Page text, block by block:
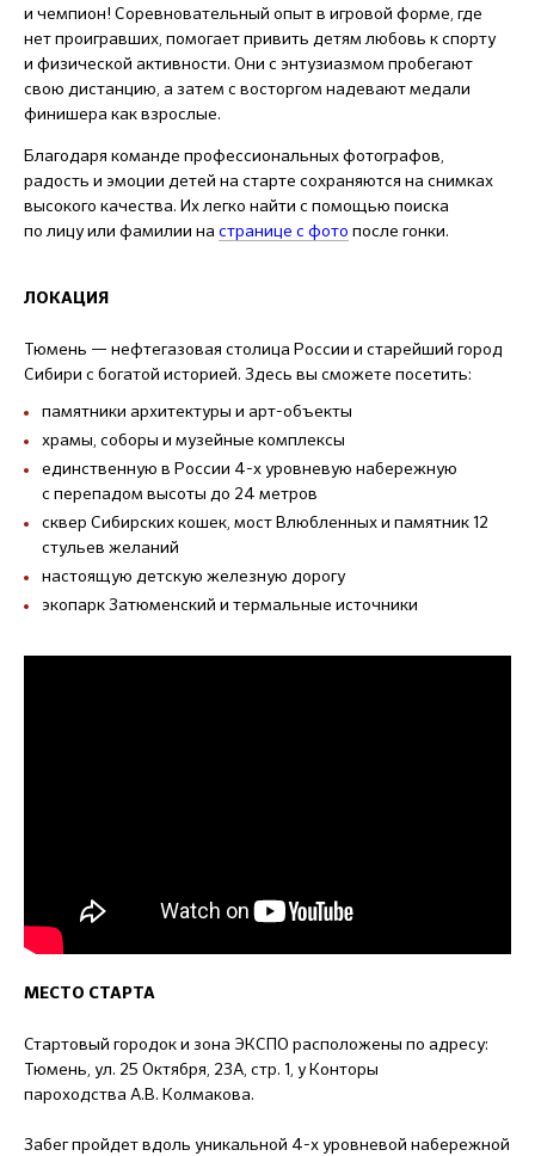
и чемпион! Соревновательный опыт в игровой форме, где
нет проигравших, помогает привить детям любовь к спорту
и физической активности. Они с энтузиазмом пробегают
свою дистанцию, а затем с восторгом надевают медали
финишера как взрослые.
Благодаря команде профессиональных фотографов,
радость и эмоции детей на старте сохраняются на снимках
высокого качества. Их легко найти с помощью поиска
по лицу или фамилии на странице с фото после гонки.
ЛОКАЦИЯ
Тюмень — нефтегазовая столица России и старейший город
Сибири с богатой историей. Здесь вы сможете посетить:
памятники архитектуры и арт-объекты
храмы, соборы и музейные комплексы
единственную в России 4-х уровневую набережную
с перепадом высоты до 24 метров
сквер Сибирских кошек, мост Влюбленных и памятник 12
стульев желаний
настоящую детскую железную дорогу
экопарк Затюменский и термальные источники
МЕСТО СТАРТА
Стартовый городок и зона ЭКСПО расположены по адресу:
Тюмень, ул. 25 Октября, 23А, стр. 1, у Конторы
пароходства А.В. Колмакова.
Забег пройдет вдоль уникальной 4-х уровневой набережной